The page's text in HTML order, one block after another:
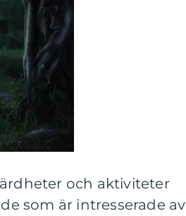
och aktiviteter
som är intresserade av